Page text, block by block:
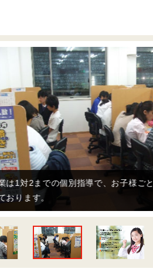
別指導で、お子様ごとに授業内容を変